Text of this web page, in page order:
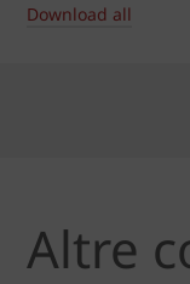
Download all
Altre